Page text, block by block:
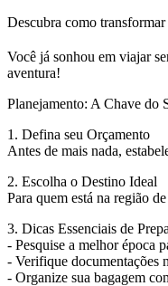
Descubra como
Você já sonhou em viajar
aventura!
Planejamento: A Chave do
1. Defina seu Orçamento
Antes de mais nada,
2. Escolha o Destino Ideal
Para quem está na região
3. Dicas Essenciais de
- Pesquise a melhor época
- Verifique documentações
- Organize sua bagagem